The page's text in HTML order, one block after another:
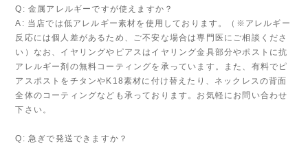
Q: 金属アレルギーですが使えますか？
A: 当店では低アレルギー素材を使用しております。（※アレルギー
反応には個人差があるため、ご不安な場合は専門医にご相談くださ
い）なお、イヤリングやピアスはイヤリング金具部分やポストに抗
アレルギー剤の無料コーティングを承っています。また、有料でピ
アスポストをチタンやK18素材に付け替えたり、ネックレスの背面
全体のコーティングなども承っております。お気軽にお問い合わせ
下さい。
Q: 急ぎで発送できますか？